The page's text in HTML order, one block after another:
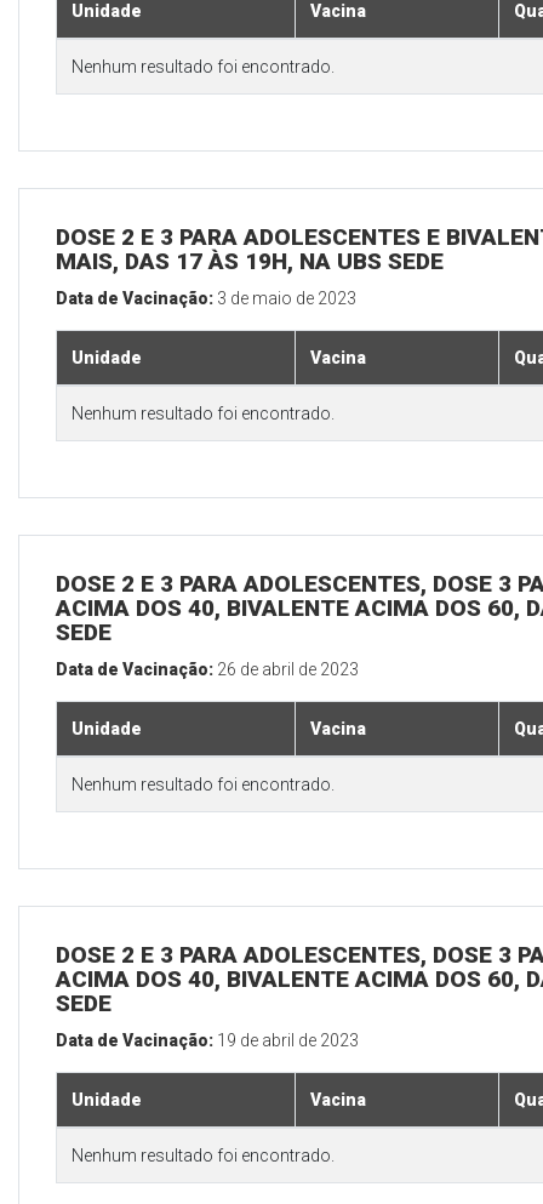
Unidade Vacina
Nenhum resultado foi encontrado.
DOSE 2 E 3 PARA ADOLESCENTES E
MAIS, DAS 17 ÀS 19H, NA UBS SEDE
Data de Vacinação: 3 de maio de 2023
Unidade Vacina
Nenhum resultado foi encontrado.
DOSE 2 E 3 PARA ADOLESCENTES, DOSE 3
ACIMA DOS 40, BIVALENTE ACIMA DOS 60,
SEDE
Data de Vacinação: 26 de abril de 2023
Unidade Vacina
Nenhum resultado foi encontrado.
DOSE 2 E 3 PARA ADOLESCENTES, DOSE 3
ACIMA DOS 40, BIVALENTE ACIMA DOS 60,
SEDE
Data de Vacinação: 19 de abril de 2023
Unidade Vacina
Nenhum resultado foi encontrado.